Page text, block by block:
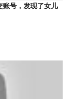
账号，发现了女儿